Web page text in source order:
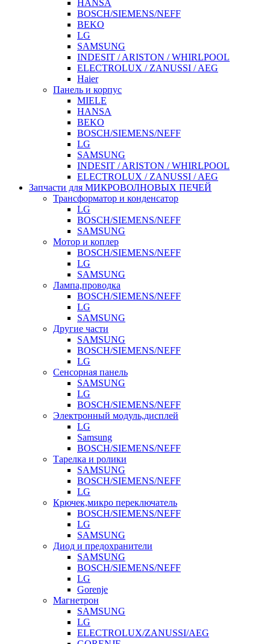
HANSA
BOSCH/SIEMENS/NEFF
BEKO
LG
SAMSUNG
INDESIT / ARISTON / WHIRLPOOL
ELECTROLUX / ZANUSSI / AEG
Haier
Панель и корпус
MIELE
HANSA
BEKO
BOSCH/SIEMENS/NEFF
LG
SAMSUNG
INDESIT / ARISTON / WHIRLPOOL
ELECTROLUX / ZANUSSI / AEG
Запчасти для МИКРОВОЛНОВЫХ ПЕЧЕЙ
Трансформатор и конденсатор
LG
BOSCH/SIEMENS/NEFF
SAMSUNG
Мотор и коплер
BOSCH/SIEMENS/NEFF
LG
SAMSUNG
Лампа,проводка
BOSCH/SIEMENS/NEFF
LG
SAMSUNG
Другие части
SAMSUNG
BOSCH/SIEMENS/NEFF
LG
Сенсорная панель
SAMSUNG
LG
BOSCH/SIEMENS/NEFF
Электронный модуль,дисплей
LG
Samsung
BOSCH/SIEMENS/NEFF
Тарелка и ролики
SAMSUNG
BOSCH/SIEMENS/NEFF
LG
Крючек,микро переключатель
BOSCH/SIEMENS/NEFF
LG
SAMSUNG
Диод и предохранители
SAMSUNG
BOSCH/SIEMENS/NEFF
LG
Gorenje
Магнетрон
SAMSUNG
LG
ELECTROLUX/ZANUSSI/AEG